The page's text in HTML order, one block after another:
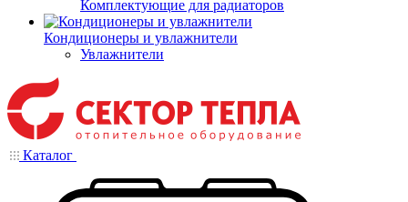
Комплектующие для радиаторов
Кондиционеры и увлажнители
Увлажнители
Каталог